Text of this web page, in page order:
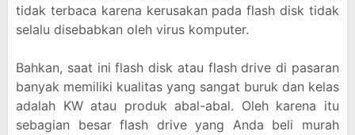
tidak terbaca karena kerusakan pada flash disk tidak
selalu disebabkan oleh virus komputer.
Bahkan, saat ini flash disk atau flash drive di pasaran
banyak memiliki kualitas yang sangat buruk dan kelas
adalah KW atau produk abal-abal. Oleh karena itu
sebagian besar flash drive yang Anda beli murah